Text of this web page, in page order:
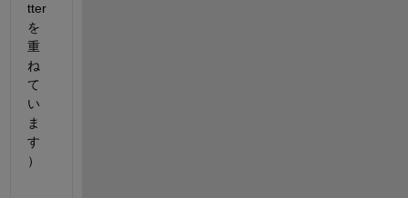
tter
を
重
ね
て
い
ま
す
）